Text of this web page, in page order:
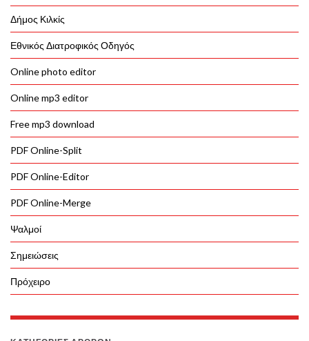
Δήμος Κιλκίς
Εθνικός Διατροφικός Οδηγός
Online photo editor
Online mp3 editor
Free mp3 download
PDF Online-Split
PDF Online-Editor
PDF Online-Merge
Ψαλμοί
Σημειώσεις
Πρόχειρο